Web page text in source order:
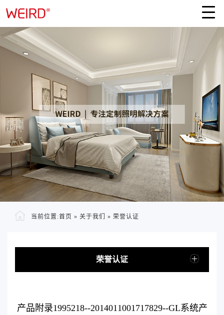
当前位置:首页 » 关于我们 » 荣誉认证
荣誉认证
产品附录1995218--2014011001717829--GL系统产